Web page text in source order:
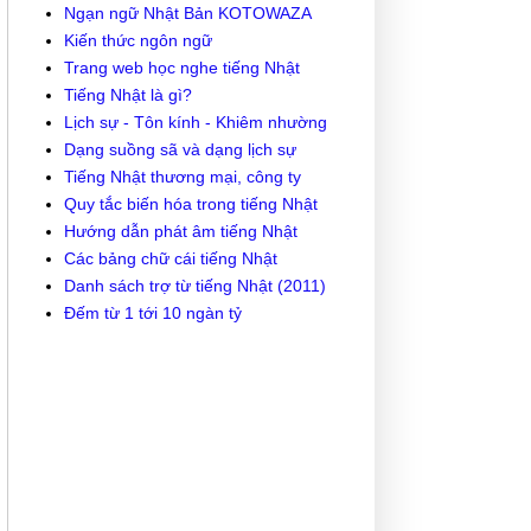
Ngạn ngữ Nhật Bản KOTOWAZA
Kiến thức ngôn ngữ
Trang web học nghe tiếng Nhật
Tiếng Nhật là gì?
Lịch sự - Tôn kính - Khiêm nhường
Dạng suồng sã và dạng lịch sự
Tiếng Nhật thương mại, công ty
Quy tắc biến hóa trong tiếng Nhật
Hướng dẫn phát âm tiếng Nhật
Các bảng chữ cái tiếng Nhật
Danh sách trợ từ tiếng Nhật (2011)
Đếm từ 1 tới 10 ngàn tỷ